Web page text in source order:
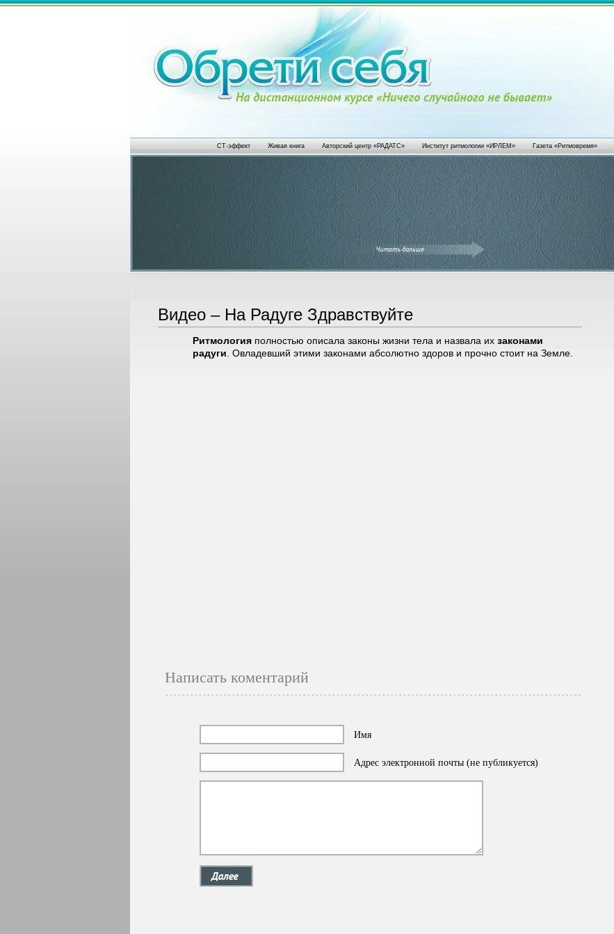
СТ-эффект Живая книга Авторский центр «РАДАТС» Институт ритмологии «ИРЛЕМ» Газета «Ритмовремя»
Видео – На Радуге Здравствуйте
Ритмология полностью описала законы жизни тела и назвала их законами
радуги . Овладевший этими законами абсолютно здоров и прочно стоит на Земле.
Написать коментарий
Имя
Адрес электронной почты (не публикуется)